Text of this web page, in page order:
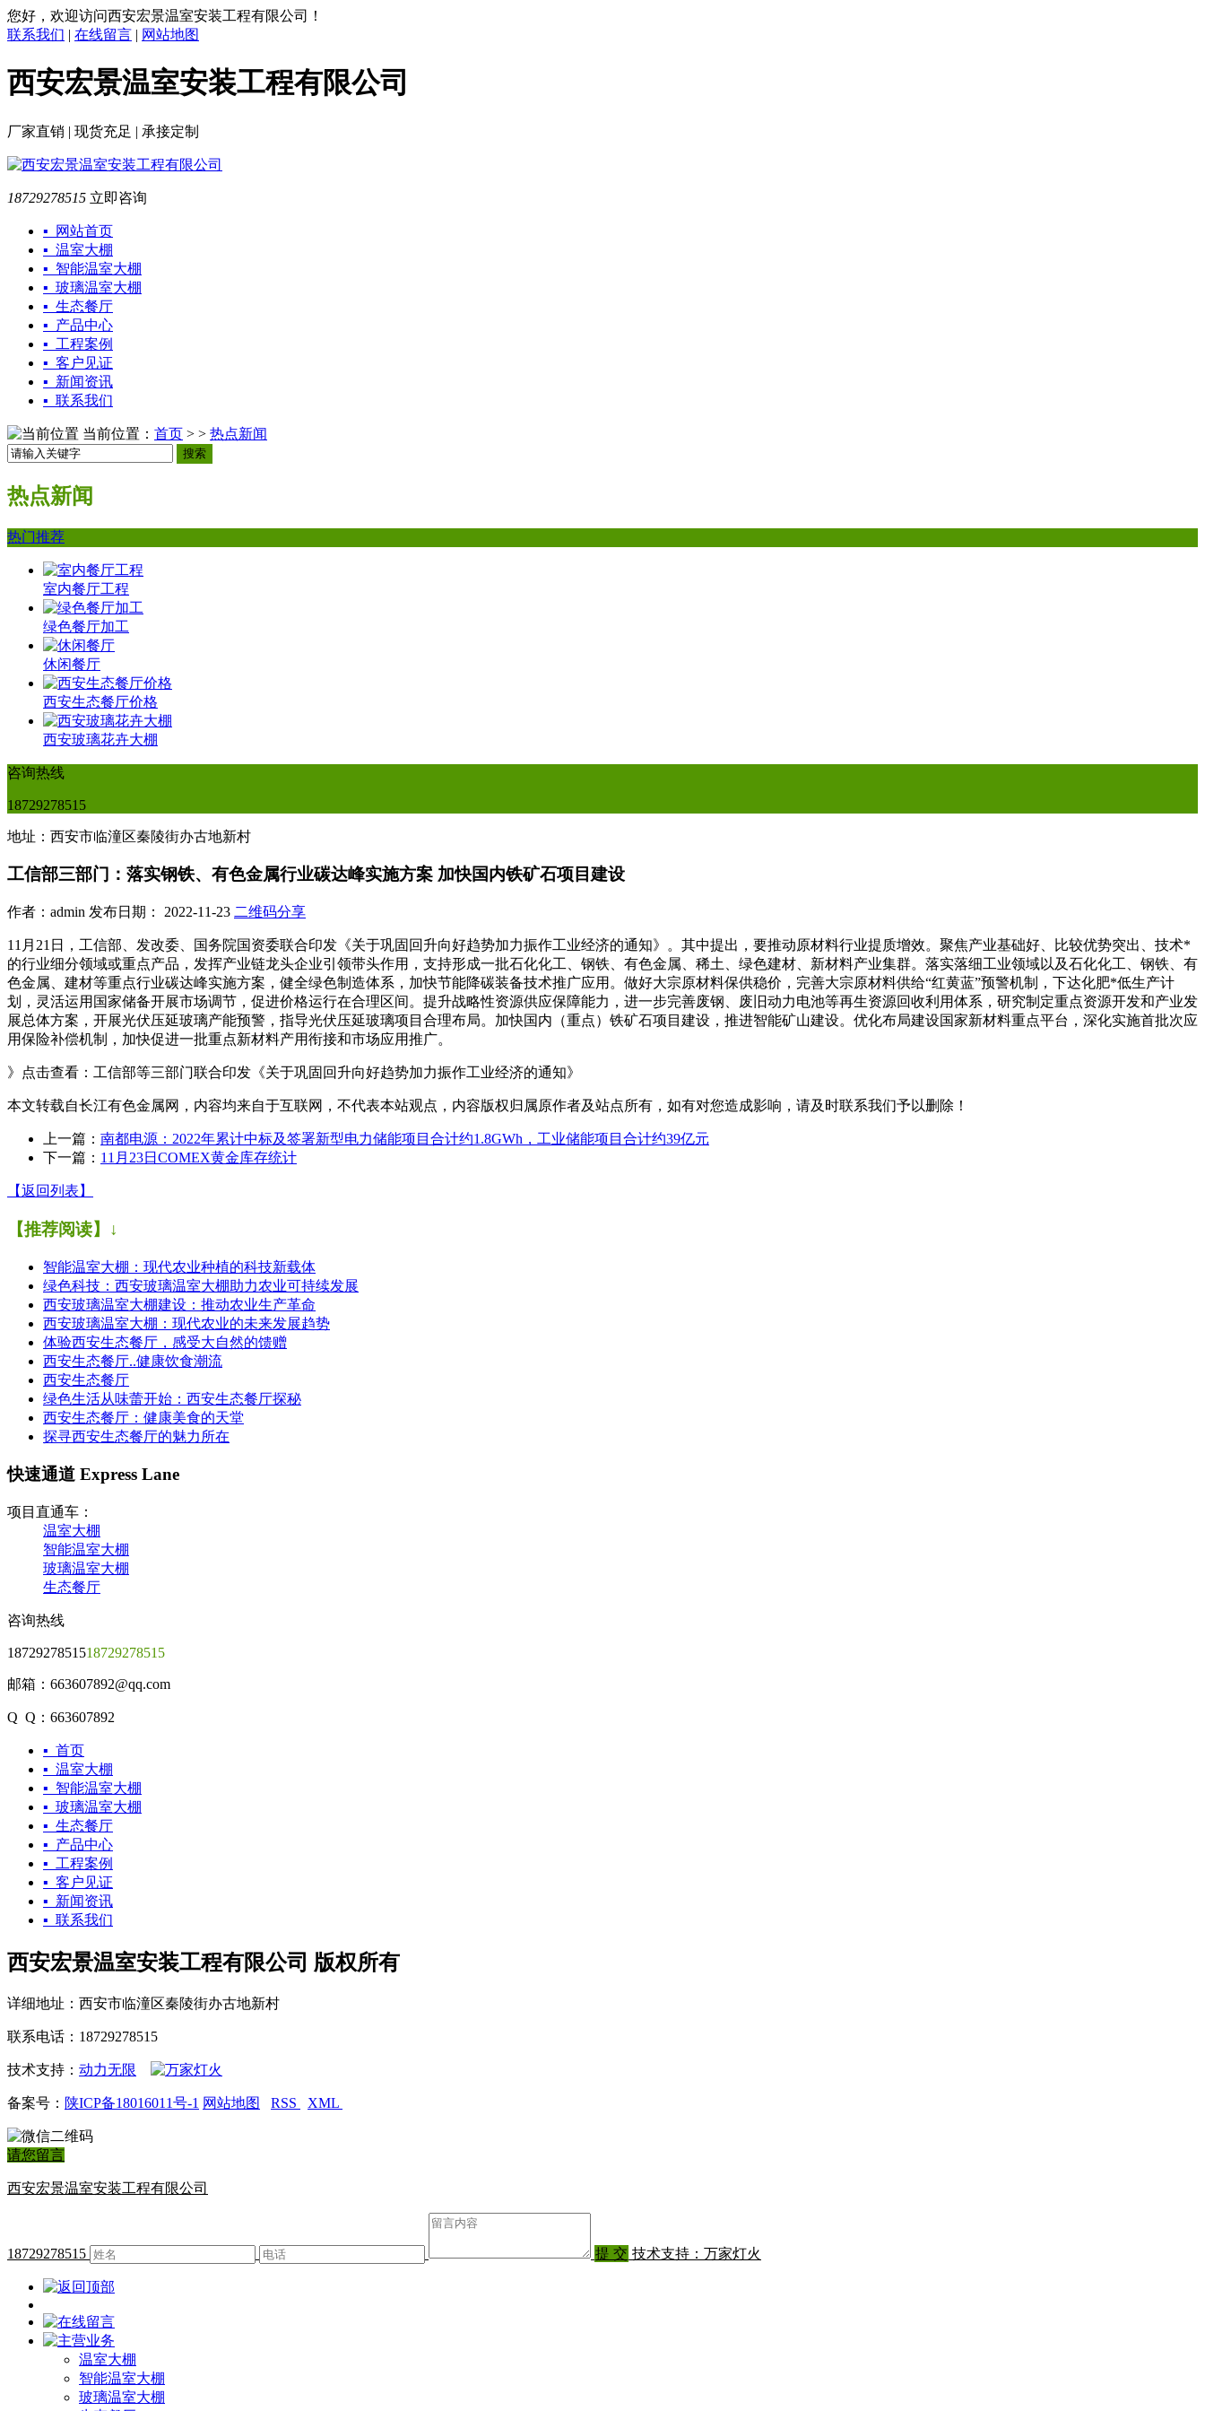
您好，欢迎访问西安宏景温室安装工程有限公司！
联系我们 | 在线留言 | 网站地图
西安宏景温室安装工程有限公司
厂家直销 | 现货充足 | 承接定制
18729278515 立即咨询
▪ 网站首页
▪ 温室大棚
▪ 智能温室大棚
▪ 玻璃温室大棚
▪ 生态餐厅
▪ 产品中心
▪ 工程案例
▪ 客户见证
▪ 新闻资讯
▪ 联系我们
当前位置： 首页 > > 热点新闻
搜索
热点新闻
热门推荐
室内餐厅工程
绿色餐厅加工
休闲餐厅
西安生态餐厅价格
西安玻璃花卉大棚
咨询热线
18729278515
地址：西安市临潼区秦陵街办古地新村
工信部三部门：落实钢铁、有色金属行业碳达峰实施方案 加快国内铁矿石项目建设
作者：admin 发布日期： 2022-11-23 二维码分享
11月21日，工信部、发改委、国务院国资委联合印发《关于巩固回升向好趋势加力振作工业经济的通知》。其中提出，要推动原材料行业提质增效。聚焦产业基础好、比较优势突出、技术*
的行业细分领域或重点产品，发挥产业链龙头企业引领带头作用，支持形成一批石化化工、钢铁、有色金属、稀土、绿色建材、新材料产业集群。落实落细工业领域以及石化化工、钢铁、有
色金属、建材等重点行业碳达峰实施方案，健全绿色制造体系，加快节能降碳装备技术推广应用。做好大宗原材料保供稳价，完善大宗原材料供给“红黄蓝”预警机制，下达化肥*低生产计
划，灵活运用国家储备开展市场调节，促进价格运行在合理区间。提升战略性资源供应保障能力，进一步完善废钢、废旧动力电池等再生资源回收利用体系，研究制定重点资源开发和产业发
展总体方案，开展光伏压延玻璃产能预警，指导光伏压延玻璃项目合理布局。加快国内（重点）铁矿石项目建设，推进智能矿山建设。优化布局建设国家新材料重点平台，深化实施首批次应
用保险补偿机制，加快促进一批重点新材料产用衔接和市场应用推广。
》点击查看：工信部等三部门联合印发《关于巩固回升向好趋势加力振作工业经济的通知》
本文转载自长江有色金属网，内容均来自于互联网，不代表本站观点，内容版权归属原作者及站点所有，如有对您造成影响，请及时联系我们予以删除！
上一篇： 南都电源：2022年累计中标及签署新型电力储能项目合计约1.8GWh，工业储能项目合计约39亿元
下一篇： 11月23日COMEX黄金库存统计
【返回列表】
【推荐阅读】↓
智能温室大棚：现代农业种植的科技新载体
绿色科技：西安玻璃温室大棚助力农业可持续发展
西安玻璃温室大棚建设：推动农业生产革命
西安玻璃温室大棚：现代农业的未来发展趋势
体验西安生态餐厅，感受大自然的馈赠
西安生态餐厅..健康饮食潮流
西安生态餐厅
绿色生活从味蕾开始：西安生态餐厅探秘
西安生态餐厅：健康美食的天堂
探寻西安生态餐厅的魅力所在
快速通道 Express Lane
项目直通车：
温室大棚
智能温室大棚
玻璃温室大棚
生态餐厅
咨询热线
1872927851518729278515
邮箱：663607892@qq.com
Q Q：663607892
▪ 首页
▪ 温室大棚
▪ 智能温室大棚
▪ 玻璃温室大棚
▪ 生态餐厅
▪ 产品中心
▪ 工程案例
▪ 客户见证
▪ 新闻资讯
▪ 联系我们
西安宏景温室安装工程有限公司 版权所有
详细地址：西安市临潼区秦陵街办古地新村
联系电话：18729278515
技术支持： 动力无限
备案号： 陕ICP备18016011号-1 网站地图 RSS XML
请您留言
西安宏景温室安装工程有限公司
18729278515 提 交 技术支持：万家灯火
温室大棚
智能温室大棚
玻璃温室大棚